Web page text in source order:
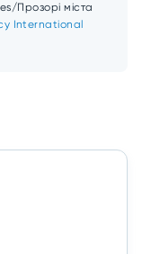
Прозорі міста
International